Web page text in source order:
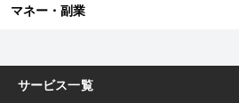
マネー・副業